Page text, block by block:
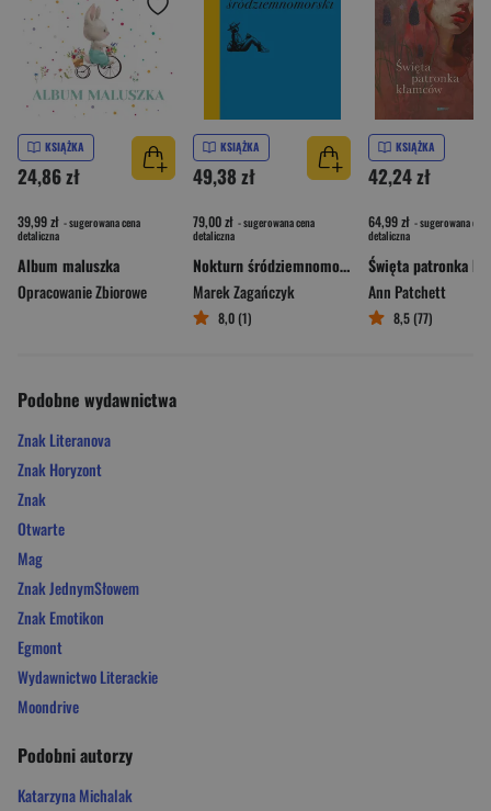
KSIĄŻKA
24,86 zł
39,99 zł - sugerowana cena
detaliczna
Album maluszka
Opracowanie Zbiorowe
KSIĄŻKA
49,38 zł
79,00 zł - sugerowana cena
detaliczna
Nokturn śródziemnomorski
Marek Zagańczyk
8,0 (1)
KSIĄŻKA
42,24 zł
64,99 zł - sugerowana cena
detaliczna
Ann Patchett
8,5 (77)
Podobne wydawnictwa
Znak Literanova
Znak Horyzont
Znak
Otwarte
Mag
Znak JednymSłowem
Znak Emotikon
Egmont
Wydawnictwo Literackie
Moondrive
Podobni autorzy
Katarzyna Michalak